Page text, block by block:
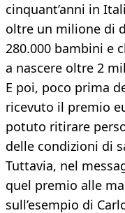
cinquant’anni in
oltre un milione di
280.000 bambini e
a nascere oltre 2
E poi, poco prima
ricevuto il premio
potuto ritirare
delle condizioni di
Tuttavia, nel
quel premio alle
sull’esempio di